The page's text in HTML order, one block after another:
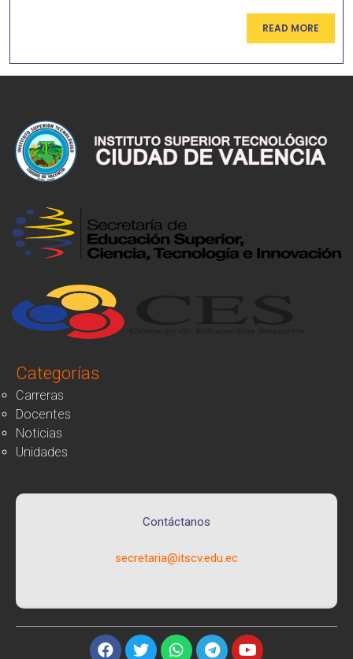
READ MORE
Categorías
Carreras
Docentes
Noticias
Unidades
Contáctanos
secretaria@itscv.edu.ec